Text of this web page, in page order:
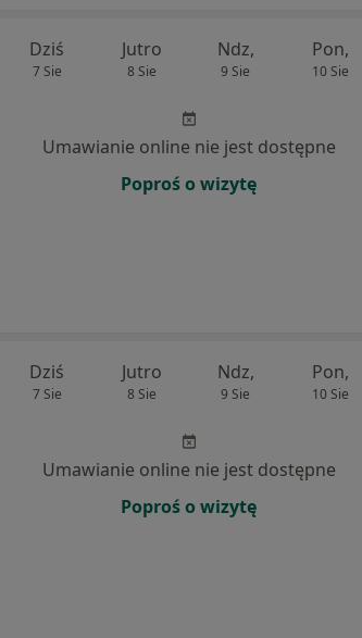
Dziś
7 Sie
Jutro
8 Sie
Ndz,
9 Sie
Pon,
10 Sie
Umawianie online nie jest dostępne
Poproś o wizytę
Dziś
7 Sie
Jutro
8 Sie
Ndz,
9 Sie
Pon,
10 Sie
Umawianie online nie jest dostępne
Poproś o wizytę